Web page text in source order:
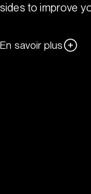
sides to improve
En savoir plus